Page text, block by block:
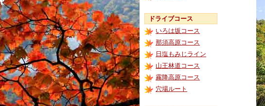
ドライブコース
いろは坂コース
那須高原コース
日塩もみじライン
山王林道コース
霧降高原コース
穴場ルート